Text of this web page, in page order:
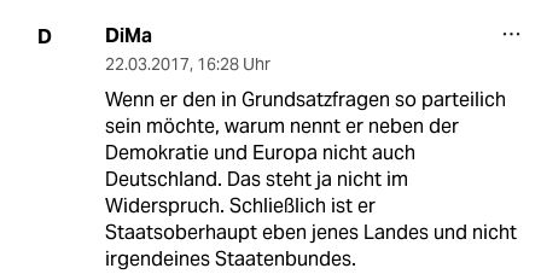
D DiMa
22.03.2017, 16:28 Uhr
Wenn er den in Grundsatzfragen so parteilich
sein möchte, warum nennt er neben der
Demokratie und Europa nicht auch
Deutschland. Das steht ja nicht im
Widerspruch. Schließlich ist er
Staatsoberhaupt eben jenes Landes und nicht
irgendeines Staatenbundes.